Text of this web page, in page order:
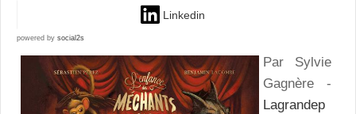
Linkedin
powered by social2s
Par Sylvie
Gagnère -
Lagrandep